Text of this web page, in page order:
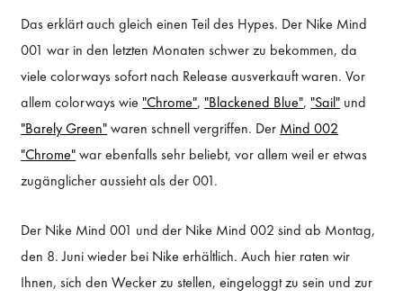
Das erklärt auch gleich einen Teil des Hypes. Der Nike Mind
001 war in den letzten Monaten schwer zu bekommen, da
viele colorways sofort nach Release ausverkauft waren. Vor
allem colorways wie"Chrome","Blackened Blue","Sail" und
"Barely Green"waren schnell vergriffen. Der Mind 002
"Chrome"war ebenfalls sehr beliebt, vor allem weil er etwas
zugänglicher aussieht als der 001.
Der Nike Mind 001 und der Nike Mind 002 sind ab Montag,
den 8. Juni wieder bei Nike erhältlich. Auch hier raten wir
Ihnen, sich den Wecker zu stellen, eingeloggt zu sein und zur